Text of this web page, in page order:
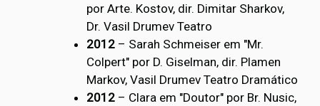
por Arte. Kostov, dir. Dimitar Sharkov,
Dr. Vasil Drumev Teatro
2012– Sarah Schmeiser em "Mr.
Colpert" por D. Giselman, dir. Plamen
Markov, Vasil Drumev Teatro Dramático
2012– Clara em "Doutor" por Br. Nusic,